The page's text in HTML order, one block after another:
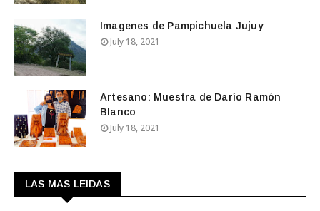
Imagenes de Pampichuela Jujuy
July 18, 2021
Artesano: Muestra de Darío Ramón
Blanco
July 18, 2021
LAS MAS LEIDAS